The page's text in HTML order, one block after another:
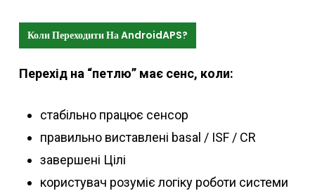
Коли Переходити На AndroidAPS?
Перехід на “петлю” має сенс, коли:
стабільно працює сенсор
правильно виставлені basal / ISF / CR
завершені Цілі
користувач розуміє логіку роботи системи